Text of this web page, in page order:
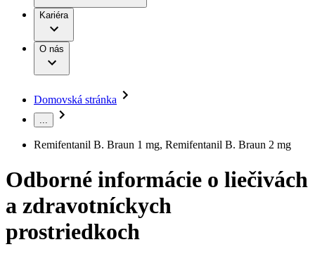
Terapie
Kontinencia a urológia
Liečba bolesti
Neurochirurgia
Nutričná terapia
Ortopédia
Prevencia a kontrola infekcií
Spinálna chirurgia
Starostlivosť o rany
Starostlivosť o stómiu
Uzatváranie rán
B. Braun Avitum
Ochorenia
Služby pre pacientov
Práca a kariéra
Naša kultúra
Vaša príležitosť
Zodpovednosť
Médiá
Kontaktný formulár
Zodpovednosť
Kariéra
O nás
Domovská stránka
...
Remifentanil B. Braun 1 mg, Remifentanil B. Braun 2 mg
Odborné informácie o liečivách
a zdravotníckych
prostriedkoch